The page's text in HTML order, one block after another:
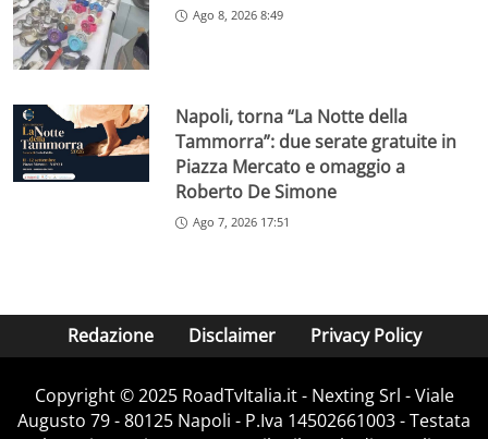
Ago 8, 2026 8:49
Napoli, torna “La Notte della
Tammorra”: due serate gratuite in
Piazza Mercato e omaggio a
Roberto De Simone
Ago 7, 2026 17:51
Redazione Disclaimer Privacy Policy
Copyright ©️ 2025 RoadTvItalia.it - Nexting Srl - Viale
Augusto 79 - 80125 Napoli - P.Iva 14502661003 - Testata